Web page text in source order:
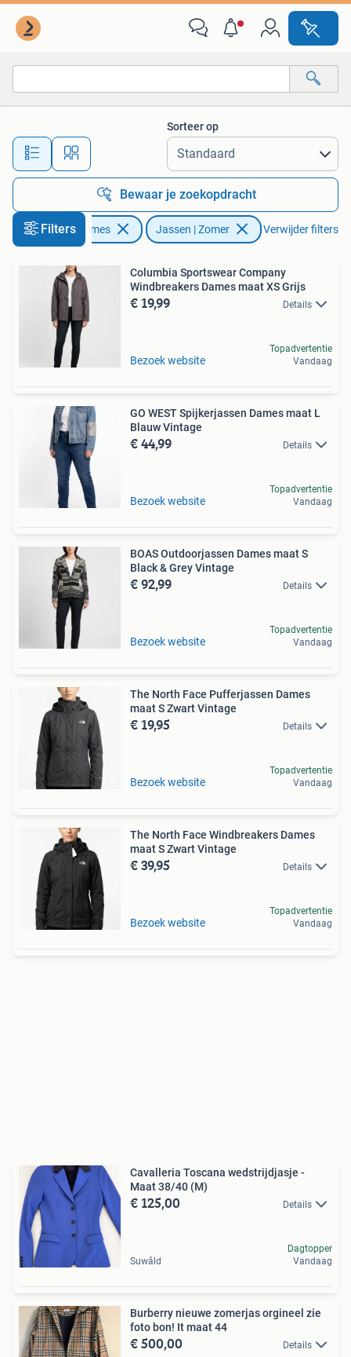
Alle afstanden…
Sorteer op
Bewaar je zoekopdracht
Filters
Kleding | Dames Jassen | Zomer Verwijder filters
Columbia Sportswear Company
Windbreakers Dames maat XS Grijs
€ 19,99 Details
Bezoek website
Topadvertentie
Vandaag
GO WEST Spijkerjassen Dames maat L
Blauw Vintage
€ 44,99 Details
Bezoek website
Topadvertentie
Vandaag
BOAS Outdoorjassen Dames maat S
Black & Grey Vintage
€ 92,99 Details
Bezoek website
Topadvertentie
Vandaag
The North Face Pufferjassen Dames
maat S Zwart Vintage
€ 19,95 Details
Bezoek website
Topadvertentie
Vandaag
The North Face Windbreakers Dames
maat S Zwart Vintage
€ 39,95 Details
Bezoek website
Topadvertentie
Vandaag
Cavalleria Toscana wedstrijdjasje -
Maat 38/40 (M)
€ 125,00 Details
Suwâld
Dagtopper
Vandaag
Burberry nieuwe zomerjas orgineel zie
foto bon! It maat 44
€ 500,00 Details